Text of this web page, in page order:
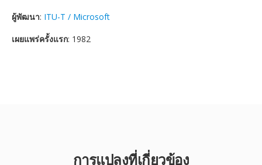
ผู้พัฒนา: ITU-T / Microsoft
เผยแพร่ครั้งแรก: 1982
การแปลงที่เกี่ยวข้อง